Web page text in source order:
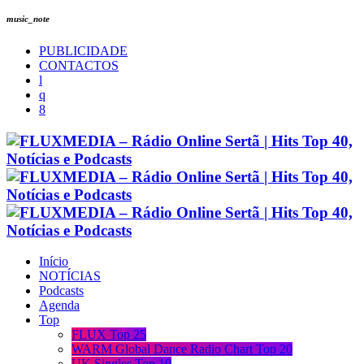
music_note
PUBLICIDADE
CONTACTOS
Início
NOTÍCIAS
Podcasts
Agenda
Top
FLUX Top 25
WARM Global Dance Radio Chart Top 20